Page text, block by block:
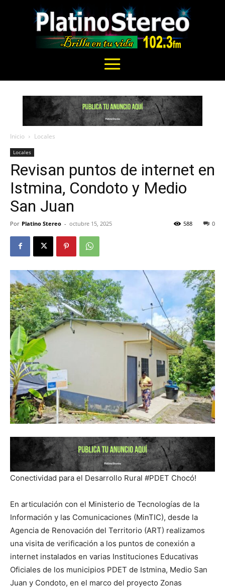
Inicio Locales
Locales
Revisan puntos de internet en
Istmina, Condoto y Medio
San Juan
Por Platino Stereo - octubre 15, 2025 0
588
Conectividad para el Desarrollo Rural #PDET Chocó!
En articulación con el Ministerio de Tecnologías de la
Información y las Comunicaciones (MinTIC), desde la
Agencia de Renovación del Territorio (ART) realizamos
una visita de verificación a los puntos de conexión a
internet instalados en varias Instituciones Educativas
Oficiales de los municipios PDET de Istmina, Medio San
Juan y Condoto, en el marco del proyecto Zonas